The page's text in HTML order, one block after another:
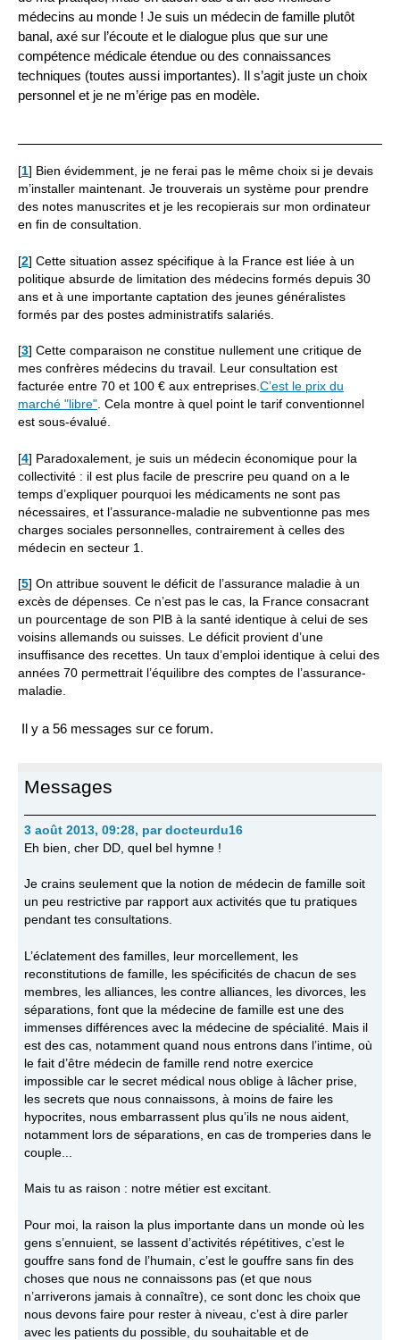
médecins au monde ! Je suis un médecin de famille plutôt
banal, axé sur l’écoute et le dialogue plus que sur une
compétence médicale étendue ou des connaissances
techniques (toutes aussi importantes). Il s’agit juste un choix
personnel et je ne m’érige pas en modèle.
[1] Bien évidemment, je ne ferai pas le même choix si je devais
m’installer maintenant. Je trouverais un système pour prendre
des notes manuscrites et je les recopierais sur mon ordinateur
en fin de consultation.
[2] Cette situation assez spécifique à la France est liée à un
politique absurde de limitation des médecins formés depuis 30
ans et à une importante captation des jeunes généralistes
formés par des postes administratifs salariés.
[3] Cette comparaison ne constitue nullement une critique de
mes confrères médecins du travail. Leur consultation est
facturée entre 70 et 100 € aux entreprises.C’est le prix du
marché "libre". Cela montre à quel point le tarif conventionnel
est sous-évalué.
[4] Paradoxalement, je suis un médecin économique pour la
collectivité : il est plus facile de prescrire peu quand on a le
temps d’expliquer pourquoi les médicaments ne sont pas
nécessaires, et l’assurance-maladie ne subventionne pas mes
charges sociales personnelles, contrairement à celles des
médecin en secteur 1.
[5] On attribue souvent le déficit de l’assurance maladie à un
excès de dépenses. Ce n’est pas le cas, la France consacrant
un pourcentage de son PIB à la santé identique à celui de ses
voisins allemands ou suisses. Le déficit provient d’une
insuffisance des recettes. Un taux d’emploi identique à celui des
années 70 permettrait l’équilibre des comptes de l’assurance-
maladie.
Il y a 56 messages sur ce forum.
Messages
3 août 2013, 09:28, par docteurdu16
Eh bien, cher DD, quel bel hymne !
Je crains seulement que la notion de médecin de famille soit
un peu restrictive par rapport aux activités que tu pratiques
pendant tes consultations.
L’éclatement des familles, leur morcellement, les
reconstitutions de famille, les spécificités de chacun de ses
membres, les alliances, les contre alliances, les divorces, les
séparations, font que la médecine de famille est une des
immenses différences avec la médecine de spécialité. Mais il
est des cas, notamment quand nous entrons dans l’intime, où
le fait d’être médecin de famille rend notre exercice
impossible car le secret médical nous oblige à lâcher prise,
les secrets que nous connaissons, à moins de faire les
hypocrites, nous embarrassent plus qu’ils ne nous aident,
notamment lors de séparations, en cas de tromperies dans le
couple...
Mais tu as raison : notre métier est excitant.
Pour moi, la raison la plus importante dans un monde où les
gens s’ennuient, se lassent d’activités répétitives, c’est le
gouffre sans fond de l’humain, c’est le gouffre sans fin des
choses que nous ne connaissons pas (et que nous
n’arriverons jamais à connaître), ce sont donc les choix que
nous devons faire pour rester à niveau, c’est à dire parler
avec les patients du possible, du souhaitable et de